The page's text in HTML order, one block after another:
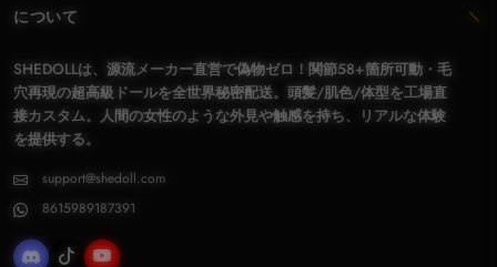
について
SHEDOLLは、源流メーカー直営で偽物ゼロ！関節58+箇所可動・毛
穴再現の超高級ドールを全世界秘密配送。頭髪/肌色/体型を工場直
接カスタム。人間の女性のような外見や触感を持ち、リアルな体験
を提供する。
support@shedoll.com
8615989187391